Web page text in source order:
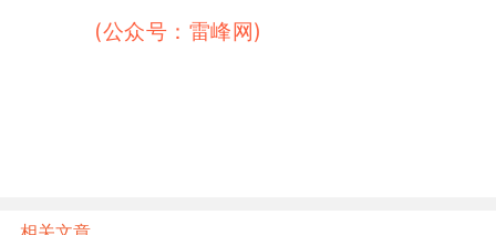
(公众号：雷峰网)